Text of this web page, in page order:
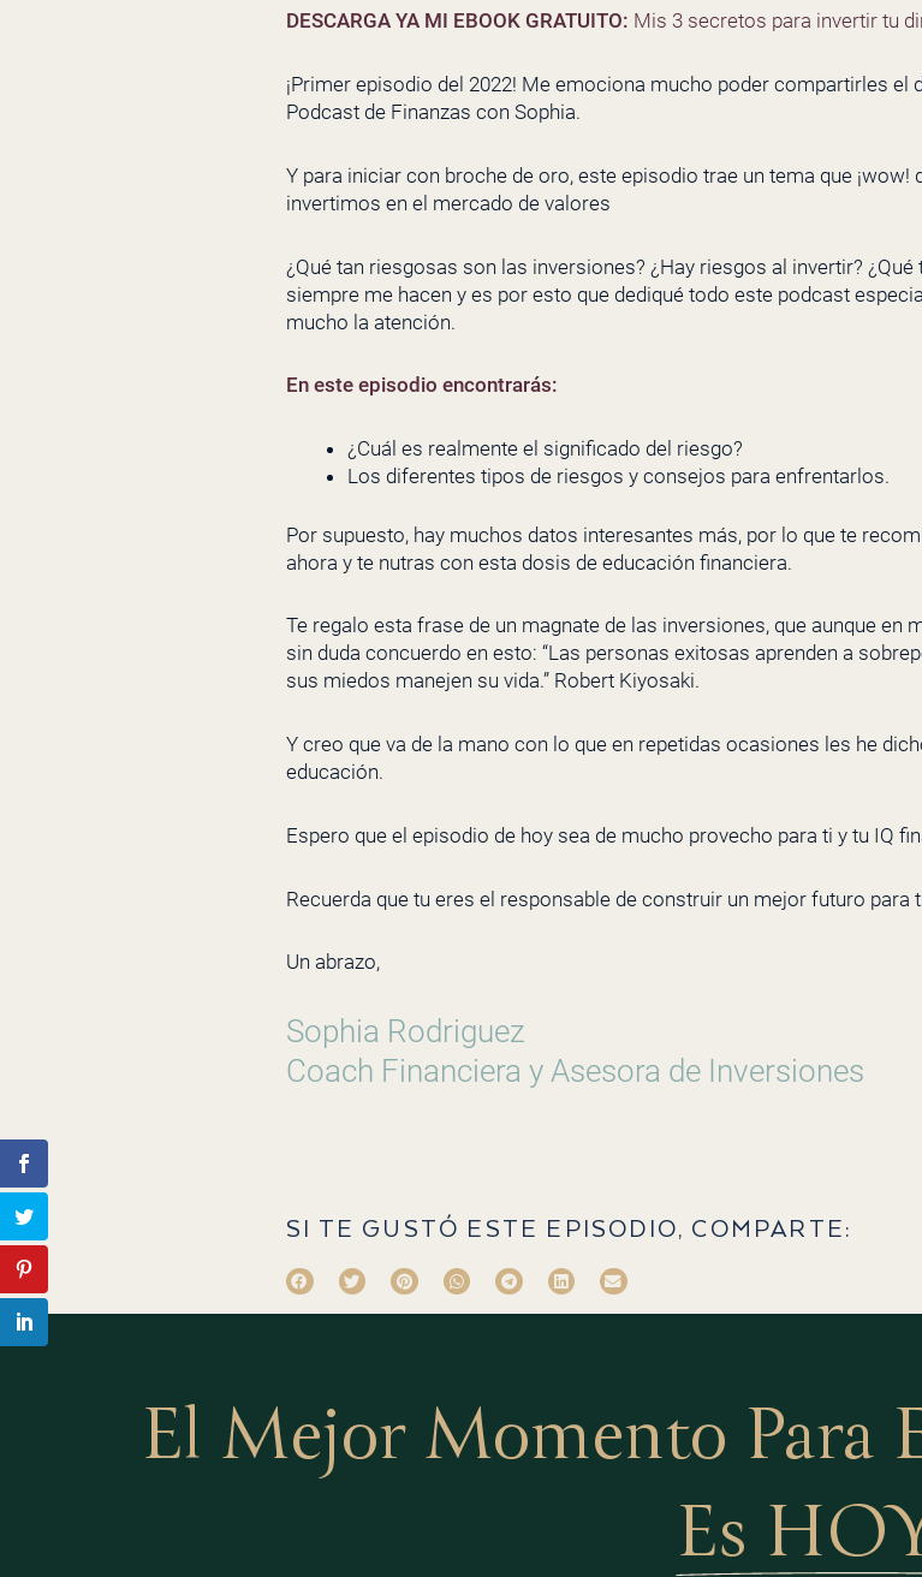
DESCARGA YA MI EBOOK GRATUITO: Mis 3 secretos para invertir tu
¡Primer episodio del 2022! Me emociona mucho poder compartirles el
Podcast de Finanzas con Sophia.
Y para iniciar con broche de oro, este episodio trae un tema que
invertimos en el mercado de valores
¿Qué tan riesgosas son las inversiones? ¿Hay riesgos al invertir?
siempre me hacen y es por esto que dediqué todo este podcast
mucho la atención.
En este episodio encontrarás:
¿Cuál es realmente el significado del riesgo?
Los diferentes tipos de riesgos y consejos para enfrentarlos.
Por supuesto, hay muchos datos interesantes más, por lo que te
ahora y te nutras con esta dosis de educación financiera.
Te regalo esta frase de un magnate de las inversiones, que aunque
sin duda concuerdo en esto: “Las personas exitosas aprenden a
sus miedos manejen su vida.” Robert Kiyosaki.
Y creo que va de la mano con lo que en repetidas ocasiones les he
educación.
Espero que el episodio de hoy sea de mucho provecho para ti y tu IQ
Recuerda que tu eres el responsable de construir un mejor futuro para
Un abrazo,
Sophia Rodriguez
Coach Financiera y Asesora de Inversiones
SI TE GUSTÓ ESTE EPISODIO, COMPARTE:
El Mejor Momento Para
Es